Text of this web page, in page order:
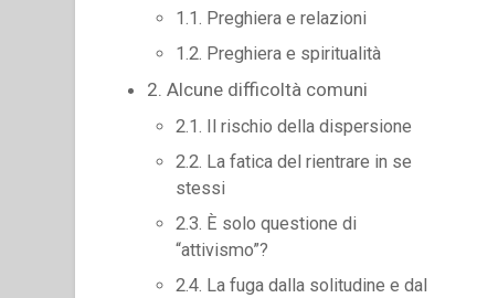
1.1. Preghiera e relazioni
1.2. Preghiera e spiritualità
2. Alcune difficoltà comuni
2.1. Il rischio della dispersione
2.2. La fatica del rientrare in se
stessi
2.3. È solo questione di
“attivismo”?
2.4. La fuga dalla solitudine e dal